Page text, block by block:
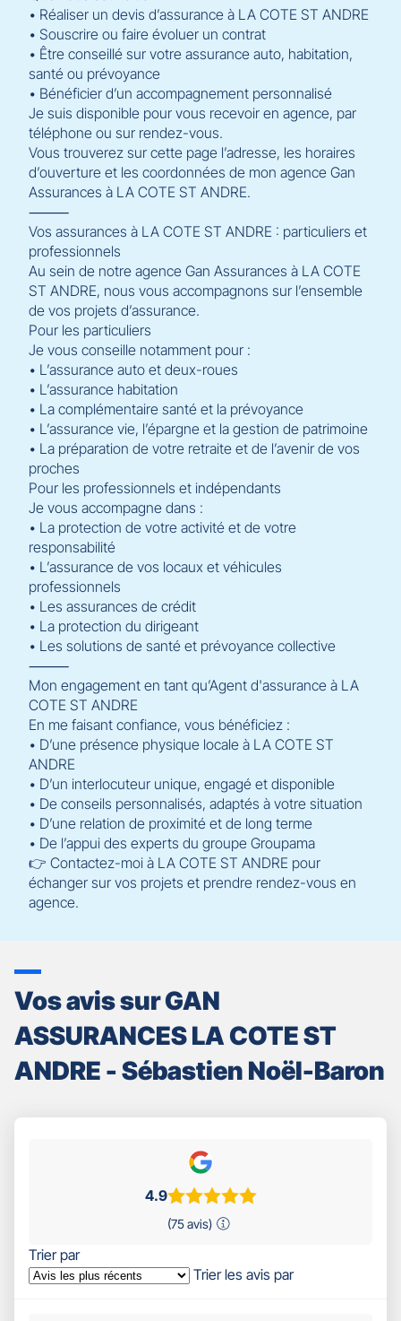
• Réaliser un devis d’assurance à LA COTE ST ANDRE
• Souscrire ou faire évoluer un contrat
• Être conseillé sur votre assurance auto, habitation,
santé ou prévoyance
• Bénéficier d’un accompagnement personnalisé
Je suis disponible pour vous recevoir en agence, par
téléphone ou sur rendez-vous.
Vous trouverez sur cette page l’adresse, les horaires
d’ouverture et les coordonnées de mon agence Gan
Assurances à LA COTE ST ANDRE.
⸻
Vos assurances à LA COTE ST ANDRE : particuliers et
professionnels
Au sein de notre agence Gan Assurances à LA COTE
ST ANDRE, nous vous accompagnons sur l’ensemble
de vos projets d’assurance.
Pour les particuliers
Je vous conseille notamment pour :
• L’assurance auto et deux-roues
• L’assurance habitation
• La complémentaire santé et la prévoyance
• L’assurance vie, l’épargne et la gestion de patrimoine
• La préparation de votre retraite et de l’avenir de vos
proches
Pour les professionnels et indépendants
Je vous accompagne dans :
• La protection de votre activité et de votre
responsabilité
• L’assurance de vos locaux et véhicules
professionnels
• Les assurances de crédit
• La protection du dirigeant
• Les solutions de santé et prévoyance collective
⸻
Mon engagement en tant qu’Agent d'assurance à LA
COTE ST ANDRE
En me faisant confiance, vous bénéficiez :
• D’une présence physique locale à LA COTE ST
ANDRE
• D’un interlocuteur unique, engagé et disponible
• De conseils personnalisés, adaptés à votre situation
• D’une relation de proximité et de long terme
• De l’appui des experts du groupe Groupama
👉 Contactez-moi à LA COTE ST ANDRE pour
échanger sur vos projets et prendre rendez-vous en
agence.
Vos avis sur GAN
ASSURANCES LA COTE ST
ANDRE - Sébastien Noël-Baron
4.9
(75 avis)
Trier par
Trier les avis par